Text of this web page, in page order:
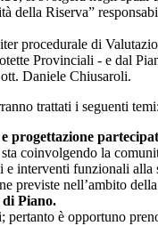
della Riserva”
procedurale di
Provinciali - e dal
Daniele Chiusaroli.
trattati i seguenti temi:
progettazione
coinvolgendo la
interventi funzionali
previste nell’ambito
di Piano.
è opportuno